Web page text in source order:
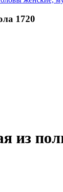
1720
из